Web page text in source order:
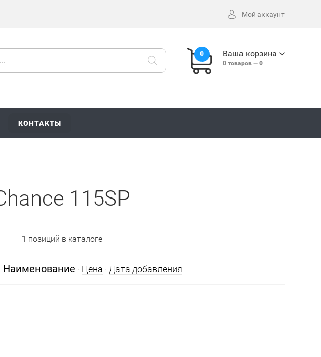
Мой аккаунт
0 Ваша корзина
0 товаров — 0
КОНТАКТЫ
115SP
1 позиций в каталоге
Наименование · Цена · Дата добавления